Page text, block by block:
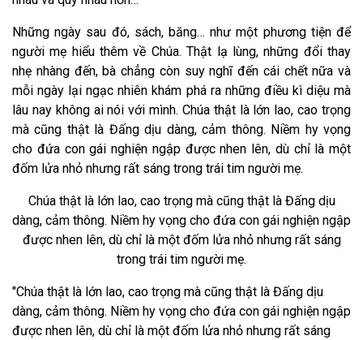
Những ngày sau đó, sách, băng… như một phương tiện để
người mẹ hiểu thêm về Chúa. Thật lạ lùng, những đổi thay
nhẹ nhàng đến, bà chẳng còn suy nghĩ đến cái chết nữa và
mỗi ngày lại ngạc nhiên khám phá ra những điều kì diệu mà
lâu nay không ai nói với mình. Chúa thật là lớn lao, cao trọng
mà cũng thật là Đấng dịu dàng, cảm thông. Niềm hy vọng
cho đứa con gái nghiện ngập được nhen lên, dù chỉ là một
đốm lửa nhỏ nhưng rất sáng trong trái tim người mẹ.
Chúa thật là lớn lao, cao trọng mà cũng thật là Đấng dịu
dàng, cảm thông. Niềm hy vọng cho đứa con gái nghiện ngập
được nhen lên, dù chỉ là một đốm lửa nhỏ nhưng rất sáng
trong trái tim người mẹ.
"Chúa thật là lớn lao, cao trọng mà cũng thật là Đấng dịu
dàng, cảm thông. Niềm hy vọng cho đứa con gái nghiện ngập
được nhen lên, dù chỉ là một đốm lửa nhỏ nhưng rất sáng